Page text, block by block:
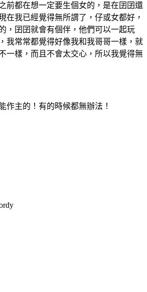
前都在想一定要生個女的，是在囝囝還
在我已經覺得無所謂了，仔或女都好，
，囝囝就會有個伴，他們可以一起玩
我常常都覺得好像我和我哥哥一樣，就
一樣，而且不會太交心，所以我覺得無
作主的！有的時候都無辦法！